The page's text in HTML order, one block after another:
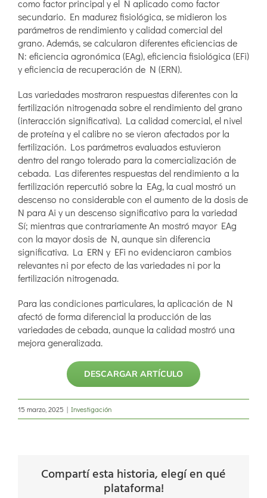
como factor principal y el N aplicado como factor
secundario. En madurez fisiológica, se midieron los
parámetros de rendimiento y calidad comercial del
grano. Además, se calcularon diferentes eficiencias de
N: eficiencia agronómica (EAg), eficiencia fisiológica (EFi)
y eficiencia de recuperación de N (ERN).
Las variedades mostraron respuestas diferentes con la
fertilización nitrogenada sobre el rendimiento del grano
(interacción significativa). La calidad comercial, el nivel
de proteína y el calibre no se vieron afectados por la
fertilización. Los parámetros evaluados estuvieron
dentro del rango tolerado para la comercialización de
cebada. Las diferentes respuestas del rendimiento a la
fertilización repercutió sobre la EAg, la cual mostró un
descenso no considerable con el aumento de la dosis de
N para Ai y un descenso significativo para la variedad
Sí; mientras que contrariamente An mostró mayor EAg
con la mayor dosis de N, aunque sin diferencia
significativa. La ERN y EFi no evidenciaron cambios
relevantes ni por efecto de las variedades ni por la
fertilización nitrogenada.
Para las condiciones particulares, la aplicación de N
afectó de forma diferencial la producción de las
variedades de cebada, aunque la calidad mostró una
mejora generalizada.
DESCARGAR ARTÍCULO
15 marzo, 2025 | Investigación
Compartí esta historia, elegí en qué
plataforma!